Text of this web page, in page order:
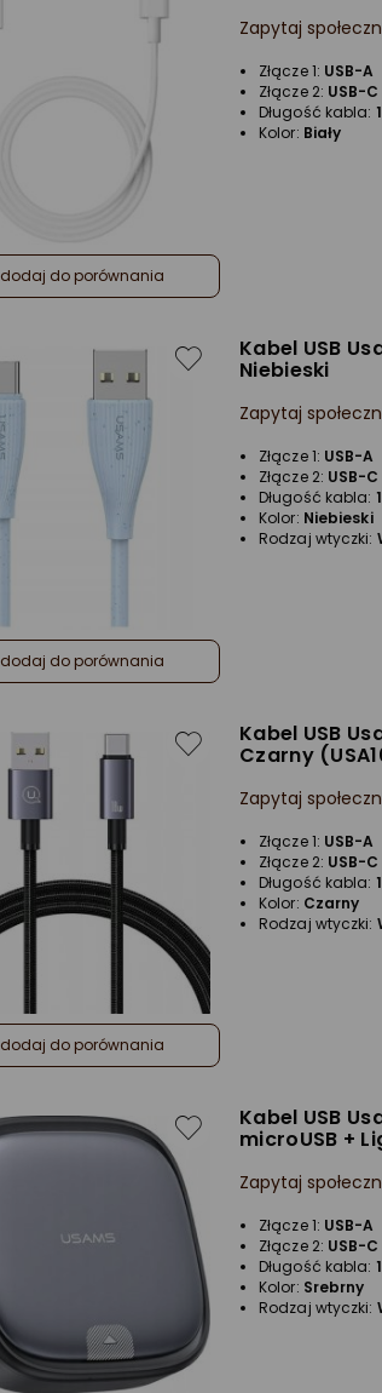
dodaj do porównania
Zapytaj
Złącze 1: USB-A
Złącze 2: USB-C
Długość kabla:
Kolor: Biały
dodaj do porównania
Kabel USB
Niebieski
Zapytaj
Złącze 1: USB-A
Złącze 2: USB-C
Długość kabla:
Kolor: Niebieski
Rodzaj wtyczki:
dodaj do porównania
Kabel USB
Czarny
Zapytaj
Złącze 1: USB-A
Złącze 2: USB-C
Długość kabla:
Kolor: Czarny
Rodzaj wtyczki:
Kabel USB
microUSB +
Zapytaj
Złącze 1: USB-A
Złącze 2: USB-
Długość kabla:
Kolor: Srebrny
Rodzaj wtyczki: